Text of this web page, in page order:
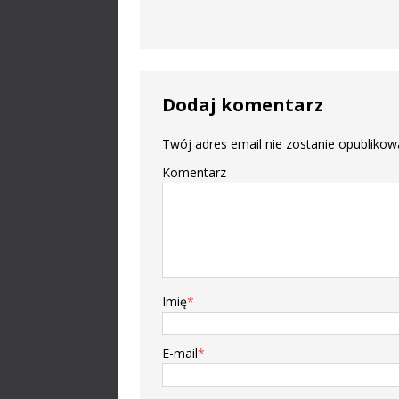
Dodaj komentarz
Twój adres email nie zostanie
Komentarz
Imię*
E-mail*